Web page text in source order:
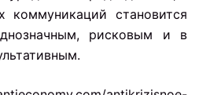
коммуникаций становится
рисковым и в